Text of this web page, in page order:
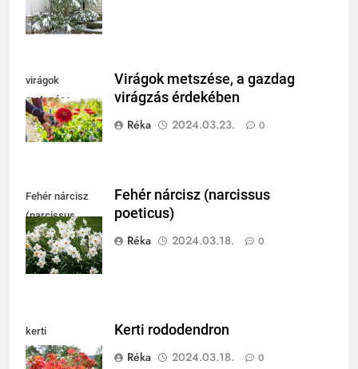
virágok
metszése
Virágok metszése, a gazdag
virágzás érdekében
Réka
2024.03.23. 0
Fehér nárcisz
(narcissus
poeticus)
Fehér nárcisz (narcissus
poeticus)
Réka
2024.03.18. 0
kerti
rododendron
Kerti rododendron
Réka
2024.03.18. 0